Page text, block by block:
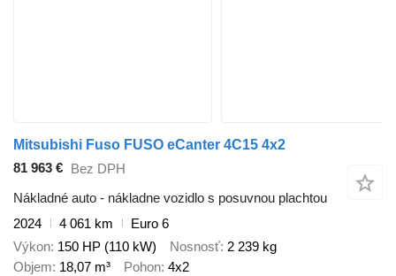
Mitsubishi Fuso FUSO eCanter 4C15 4x2
81 963 € Bez DPH
Nákladné auto - nákladne vozidlo s posuvnou plachtou
2024
4 061 km
Euro 6
Výkon 150 HP (110 kW) Nosnosť 2 239 kg
Objem 18,07 m³ Pohon 4x2